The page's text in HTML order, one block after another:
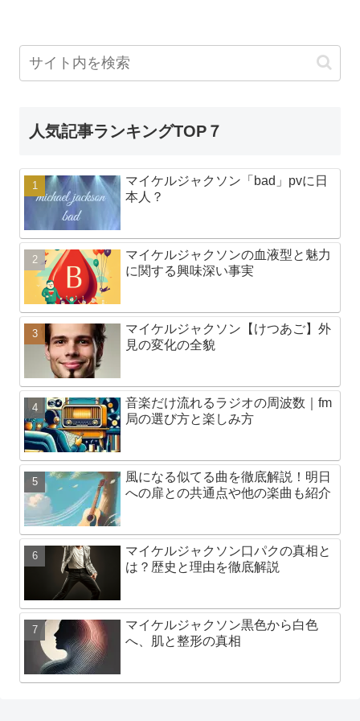
人気記事ランキングTOP７
マイケルジャクソン「bad」pvに日
本人？
マイケルジャクソンの血液型と魅力
に関する興味深い事実
マイケルジャクソン【けつあご】外
見の変化の全貌
音楽だけ流れるラジオの周波数｜fm
局の選び方と楽しみ方
風になる似てる曲を徹底解説！明日
への扉との共通点や他の楽曲も紹介
マイケルジャクソン口パクの真相と
は？歴史と理由を徹底解説
マイケルジャクソン黒色から白色
へ、肌と整形の真相